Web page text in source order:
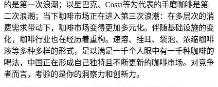
的是第一次浪潮；以星巴克、Costa等为代表的手磨咖啡是第
二次浪潮；当下咖啡市场正在进入第三次浪潮：在多层次的消
费需求带动下，咖啡市场变得更加多元化。伴随基础设施的变
化，咖啡行业也在经历着重构。速溶、挂耳、袋泡、浓缩咖啡
液等多种多样的形式，足以满足一千个人眼中有一千种咖啡的
喝法，中国正在形成自己独特且不断更新的咖啡市场。对竞争
者而言，考验的是你的洞察力和创新力。